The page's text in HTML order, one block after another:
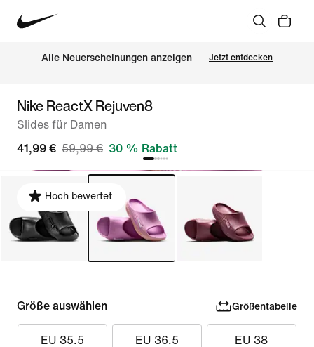
Alle Neuerscheinungen anzeigen Jetzt entdecken
Nike ReactX Rejuven8
Slides für Damen
41,99 € 59,99 € 30 % Rabatt
Hoch bewertet
Größe auswählen Größentabelle
EU 35.5 EU 36.5 EU 38